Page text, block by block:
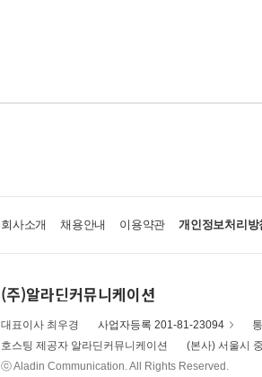
회사소개 채용안내 이용약관 개인정보처리방
(주)알라딘커뮤니케이션
대표이사 최우경 사업자등록 201-81-23094
호스팅 제공자 알라딘커뮤니케이션
(본사) 서울시
ⓒ Aladin Communication. All Rights Reserved.